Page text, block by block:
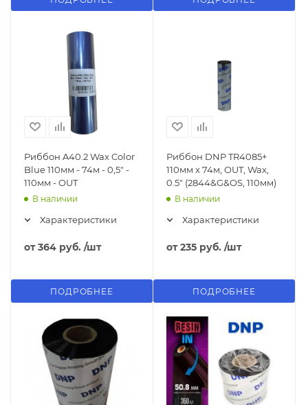
Риббон A40.2 Wax Color
Blue 110мм - 74м - 0,5" -
110мм - OUT
В наличии
Характеристики
от364 руб. /шт
ПОДРОБНЕЕ
Риббон DNP TR4085+
110мм x 74м, OUT, Wax,
0.5" (2844&G&OS, 110мм)
В наличии
Характеристики
от235 руб. /шт
ПОДРОБНЕЕ